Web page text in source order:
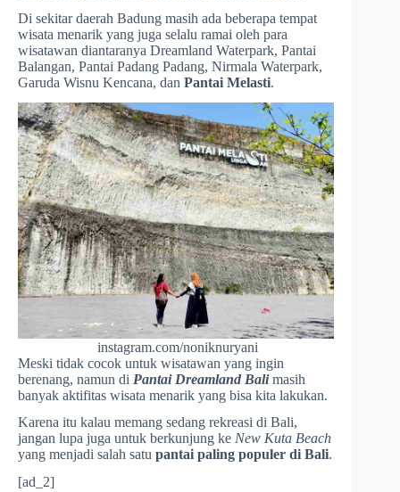
Di sekitar daerah Badung masih ada beberapa tempat
wisata menarik yang juga selalu ramai oleh para
wisatawan diantaranya Dreamland Waterpark, Pantai
Balangan, Pantai Padang Padang, Nirmala Waterpark,
Garuda Wisnu Kencana, dan Pantai Melasti.
instagram.com/noniknuryani
Meski tidak cocok untuk wisatawan yang ingin
berenang, namun di Pantai Dreamland Balimasih
banyak aktifitas wisata menarik yang bisa kita lakukan.
Karena itu kalau memang sedang rekreasi di Bali,
jangan lupa juga untuk berkunjung ke New Kuta Beach
yang menjadi salah satu pantai paling populer di Bali.
[ad_2]